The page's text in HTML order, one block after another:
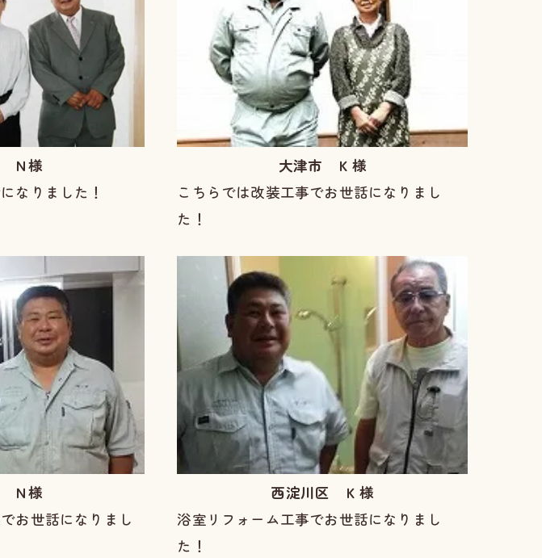
Ｎ様
なりました！
大津市 Ｋ様
こちらでは改装工事でお世話になりまし
た！
Ｎ様
お世話になりまし
西淀川区 Ｋ様
浴室リフォーム工事でお世話になりまし
た！